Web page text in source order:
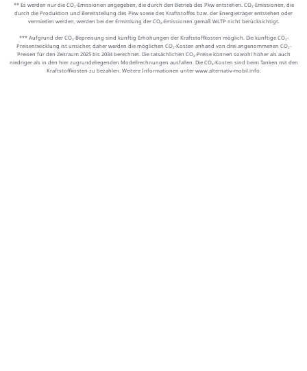
** Es werden nur die CO₂-Emissionen angegeben, die durch den Betrieb des Pkw entstehen. CO₂-Emissionen, die
durch die Produktion und Bereitstellung des Pkw sowie des Kraftstoffes bzw. der Energieträger entstehen oder
vermieden werden, werden bei der Ermittlung der CO₂-Emissionen gemäß WLTP nicht berücksichtigt.
*** Aufgrund der CO₂-Bepreisung sind künftig Erhöhungen der Kraftstoffkosten möglich. Die künftige CO₂-
Preisentwicklung ist unsicher, daher werden die möglichen CO₂-Kosten anhand von drei angenommenen CO₂-
Preisen für den Zeitraum 2025 bis 2034 berechnet. Die tatsächlichen CO₂-Preise können sowohl höher als auch
niedriger als in den hier zugrundeliegenden Modellrechnungen ausfallen. Die CO₂-Kosten sind beim Tanken mit den
Kraftstoffkosten zu bezahlen. Weitere Informationen unter www.alternativ-mobil.info.